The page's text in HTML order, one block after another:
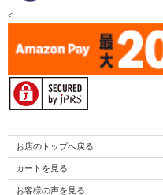
<
お店のトップへ戻る
カートを見る
お客様の声を見る